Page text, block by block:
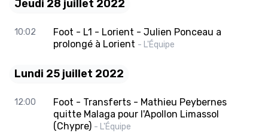
Jeudi 28 juillet 2022
10:02
Foot - L1 - Lorient - Julien Ponceau a
prolongé à Lorient - L'Équipe
Lundi 25 juillet 2022
12:00
Foot - Transferts - Mathieu Peybernes
quitte Malaga pour l'Apollon Limassol
(Chypre) - L'Équipe